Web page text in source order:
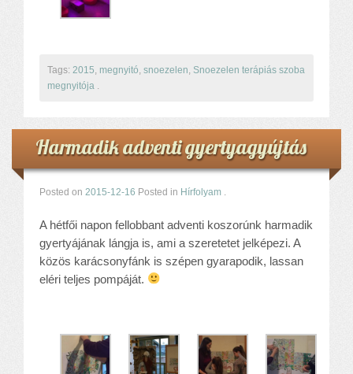
Tags: 2015, megnyitó, snoezelen, Snoezelen terápiás szoba
megnyitója .
Harmadik adventi gyertyagyújtás
Posted on 2015-12-16 Posted in Hírfolyam .
A hétfői napon fellobbant adventi koszorúnk harmadik
gyertyájának lángja is, ami a szeretetet jelképezi. A
közös karácsonyfánk is szépen gyarapodik, lassan
eléri teljes pompáját.